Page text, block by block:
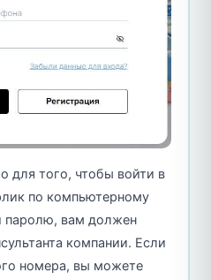
для того, чтобы войти в
по компьютерному
паролю, вам должен
компании. Если
номера, вы можете